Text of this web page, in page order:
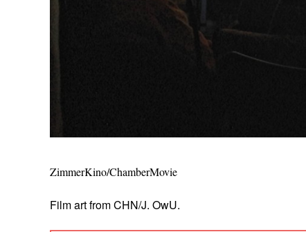
ZimmerKino/ChamberMovie
Film art from CHN/J. OwU.